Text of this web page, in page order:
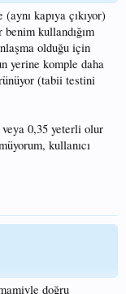
kapıya çıkıyor)
kullandığım
olduğu için
yerine komple daha
(tabii testini
0,35 yeterli olur
kullanıcı
doğru